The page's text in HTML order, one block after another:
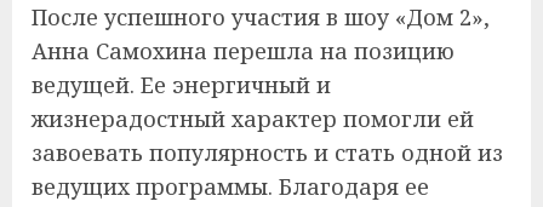
После успешного участия в шоу «Дом 2»,
Анна Самохина перешла на позицию
ведущей. Ее энергичный и
жизнерадостный характер помогли ей
завоевать популярность и стать одной из
ведущих программы. Благодаря ее